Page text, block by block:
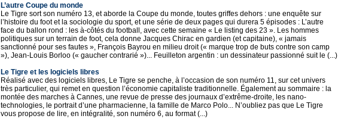
L’autre Coupe du monde
Le Tigre sort son numéro 13, et aborde la Coupe du monde, toutes griffes dehors : une enquête sur
l’histoire du foot et la sociologie du sport, et une série de deux pages qui durera 5 épisodes : L’autre
face du ballon rond : les à-côtés du football, avec cette semaine « Le listing des 23 ». Les hommes
politiques sur un terrain de foot, cela donne Jacques Chirac en gardien (et capitaine), « jamais
sanctionné pour ses fautes », François Bayrou en milieu droit (« marque trop de buts contre son camp
»), Jean-Louis Borloo (« gaucher contrarié »)... Feuilleton argentin : un dessinateur passionné suit le (...)
Le Tigre et les logiciels libres
Réalisé avec des logiciels libres, Le Tigre se penche, à l’occasion de son numéro 11, sur cet univers
très particulier, qui remet en question l’économie capitaliste traditionnelle. Également au sommaire : la
montée des marches à Cannes, une revue de presse des journaux d’extrême-droite, les nano-
technologies, le portrait d’une pharmacienne, la famille de Marco Polo... N’oubliez pas que Le Tigre
vous propose de lire, en intégralité, son numéro 6, au format (...)